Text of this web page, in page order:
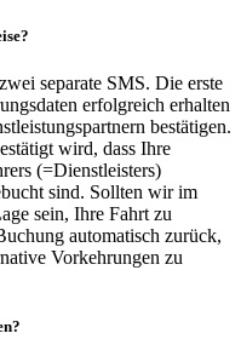
separate SMS. Die erste
erfolgreich erhalten
bestätigen.
wird, dass Ihre
(=Dienstleisters)
sind. Sollten wir im
sein, Ihre Fahrt zu
automatisch zurück,
Vorkehrungen zu